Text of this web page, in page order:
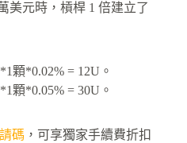
美元時，槓桿 1 倍建立了
顆*0.02% = 12U。
顆*0.05% = 30U。
碼 ，可享獨家手續費折扣